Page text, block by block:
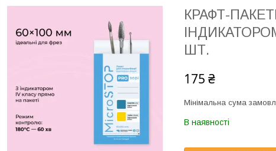
КРАФТ-
ШТ.
175 ₴
Мінімальна сума
В наявності